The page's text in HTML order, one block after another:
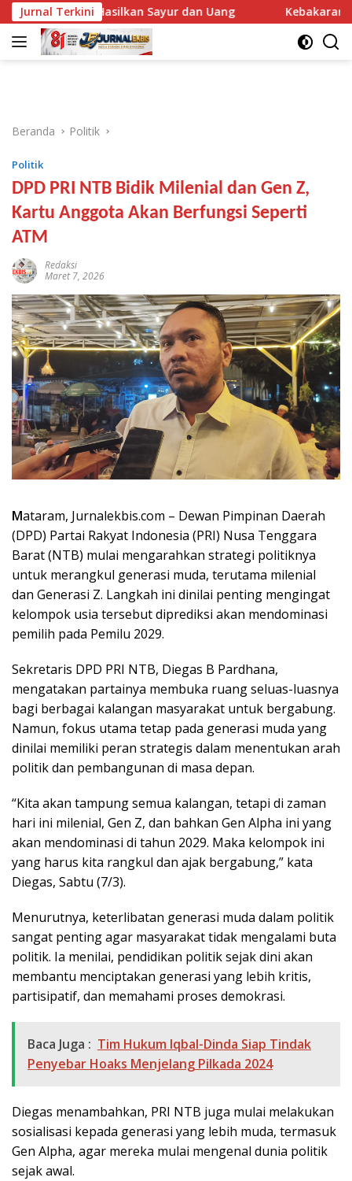
Langsung
ke
konten
Jurnal Terkini
Hasilkan Sayur dan Uang Kebakaran 30 Hektare
Beranda Politik
Politik
DPD PRI NTB Bidik Milenial dan Gen Z,
Kartu Anggota Akan Berfungsi Seperti
ATM
Redaksi
Maret 7, 2026
Mataram, Jurnalekbis.com – Dewan Pimpinan Daerah
(DPD) Partai Rakyat Indonesia (PRI) Nusa Tenggara
Barat (NTB) mulai mengarahkan strategi politiknya
untuk merangkul generasi muda, terutama milenial
dan Generasi Z. Langkah ini dinilai penting mengingat
kelompok usia tersebut diprediksi akan mendominasi
pemilih pada Pemilu 2029.
Sekretaris DPD PRI NTB, Diegas B Pardhana,
mengatakan partainya membuka ruang seluas-luasnya
bagi berbagai kalangan masyarakat untuk bergabung.
Namun, fokus utama tetap pada generasi muda yang
dinilai memiliki peran strategis dalam menentukan arah
politik dan pembangunan di masa depan.
“Kita akan tampung semua kalangan, tetapi di zaman
hari ini milenial, Gen Z, dan bahkan Gen Alpha ini yang
akan mendominasi di tahun 2029. Maka kelompok ini
yang harus kita rangkul dan ajak bergabung,” kata
Diegas, Sabtu (7/3).
Menurutnya, keterlibatan generasi muda dalam politik
sangat penting agar masyarakat tidak mengalami buta
politik. Ia menilai, pendidikan politik sejak dini akan
membantu menciptakan generasi yang lebih kritis,
partisipatif, dan memahami proses demokrasi.
Baca Juga : Tim Hukum Iqbal-Dinda Siap Tindak
Penyebar Hoaks Menjelang Pilkada 2024
Diegas menambahkan, PRI NTB juga mulai melakukan
sosialisasi kepada generasi yang lebih muda, termasuk
Gen Alpha, agar mereka mulai mengenal dunia politik
sejak awal.